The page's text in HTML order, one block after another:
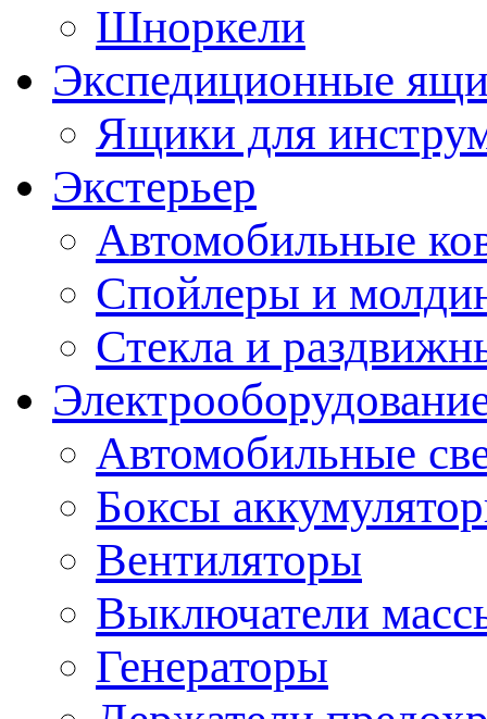
Шноркели
Экспедиционные
Ящики для
Экстерьер
Автомобильные
Спойлеры и
Стекла и
Автомобильные
Боксы
Вентиляторы
Выключатели
Генераторы